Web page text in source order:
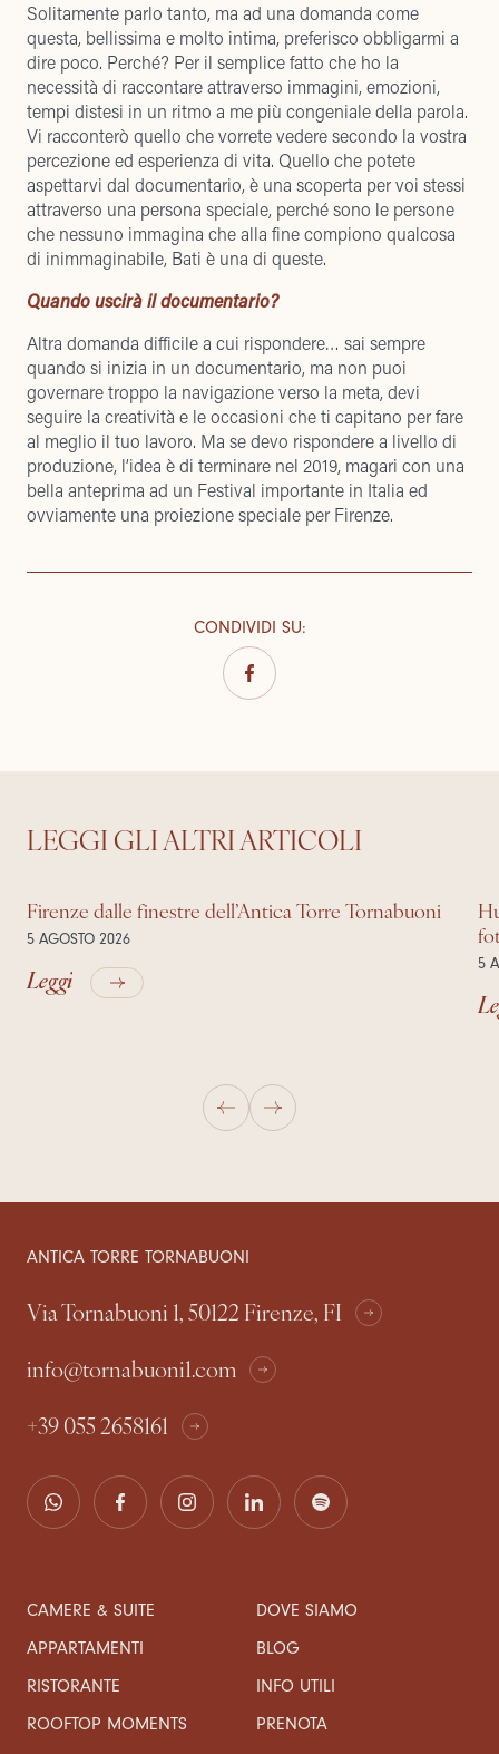
Solitamente parlo tanto, ma ad una domanda come
questa, bellissima e molto intima, preferisco obbligarmi a
dire poco. Perché? Per il semplice fatto che ho la
necessità di raccontare attraverso immagini, emozioni,
tempi distesi in un ritmo a me più congeniale della parola.
Vi racconterò quello che vorrete vedere secondo la vostra
percezione ed esperienza di vita. Quello che potete
aspettarvi dal documentario, è una scoperta per voi stessi
attraverso una persona speciale, perché sono le persone
che nessuno immagina che alla fine compiono qualcosa
di inimmaginabile, Bati è una di queste.
Quando uscirà il documentario?
Altra domanda difficile a cui rispondere… sai sempre
quando si inizia in un documentario, ma non puoi
governare troppo la navigazione verso la meta, devi
seguire la creatività e le occasioni che ti capitano per fare
al meglio il tuo lavoro. Ma se devo rispondere a livello di
produzione, l’idea è di terminare nel 2019, magari con una
bella anteprima ad un Festival importante in Italia ed
ovviamente una proiezione speciale per Firenze.
CONDIVIDI SU:
LEGGI GLI ALTRI ARTICOLI
Firenze dalle finestre dell’Antica Torre Tornabuoni
5 AGOSTO 2026
Leggi 5
ANTICA TORRE TORNABUONI
Via Tornabuoni 1, 50122 Firenze, FI
info@tornabuoni1.com
+39 055 2658161
CAMERE & SUITE
APPARTAMENTI
RISTORANTE
ROOFTOP MOMENTS
DOVE SIAMO
BLOG
INFO UTILI
PRENOTA